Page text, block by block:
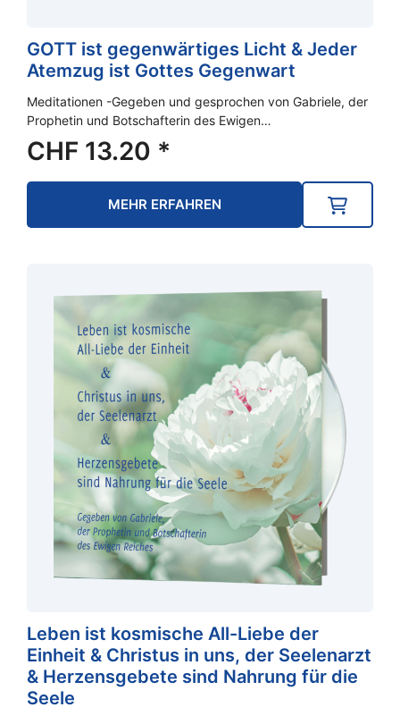
GOTT ist gegenwärtiges Licht & Jeder
Atemzug ist Gottes Gegenwart
Meditationen -Gegeben und gesprochen von Gabriele, der
Prophetin und Botschafterin des Ewigen…
CHF 13.20 *
MEHR ERFAHREN
Leben ist kosmische All-Liebe der
Einheit & Christus in uns, der Seelenarzt
& Herzensgebete sind Nahrung für die
Seele